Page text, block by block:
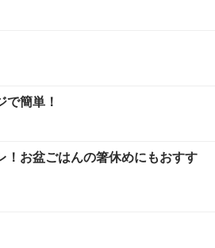
で簡単！
！お盆ごはんの箸休めにもおすす